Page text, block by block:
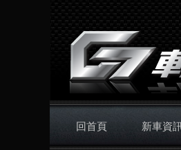
回首頁 新車資